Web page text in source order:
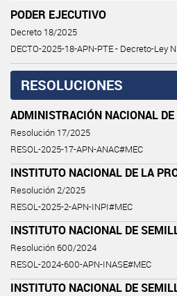
PODER EJECUTIVO
Decreto 18/2025
DECTO-2025-18-APN-PTE - Decreto-Ley
RESOLUCIONES
ADMINISTRACIÓN NACIONAL
Resolución 17/2025
RESOL-2025-17-APN-ANAC#MEC
INSTITUTO NACIONAL DE LA
Resolución 2/2025
RESOL-2025-2-APN-INPI#MEC
INSTITUTO NACIONAL DE
Resolución 600/2024
RESOL-2024-600-APN-INASE#MEC
INSTITUTO NACIONAL DE